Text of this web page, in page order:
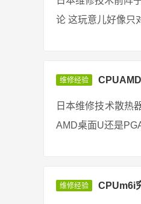
论 这玩意儿好像只
维修经验
日本维修技术散热
AMD桌面U还是
维修经验 CPUm6i